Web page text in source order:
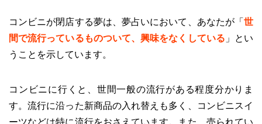
コンビニが閉店する夢は、夢占いにおいて、あなたが「 世
間で流行っているものついて、興味をなくしている 」とい
うことを示しています。
コンビニに行くと、世間一般の流行がある程度分かりま
す。流行に沿った新商品の入れ替えも多く、コンビニスイ
ーツなどは特に流行をおさえています。また、売られてい